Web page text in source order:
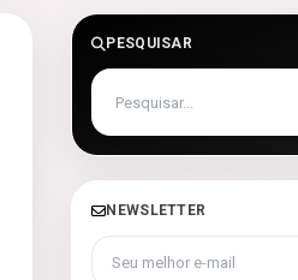
PESQUISAR
NEWSLETTER
Seu melhor e-mail